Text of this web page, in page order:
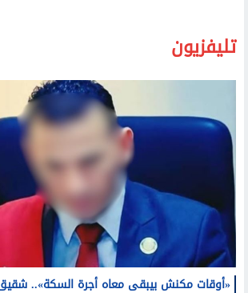
تليفزيون